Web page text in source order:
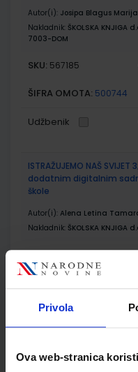
Privola
Ova web-stranica
Autor(i): Josipa Blagus
Nakladnik: ŠKOLSKA KNJIGA
7003-DOM
SKU: 567185
ŠIFRA OMOTA: 500744
Udžbenik
ISTRAŽUJEMO NAŠ
dodatnim digitalnim
škole
Autor(i): Alena Letina
Nakladnik: ŠKOLSKA KNJIGA
SKU:567197
Udžbenik
ISTRAŽUJEMO NAŠ